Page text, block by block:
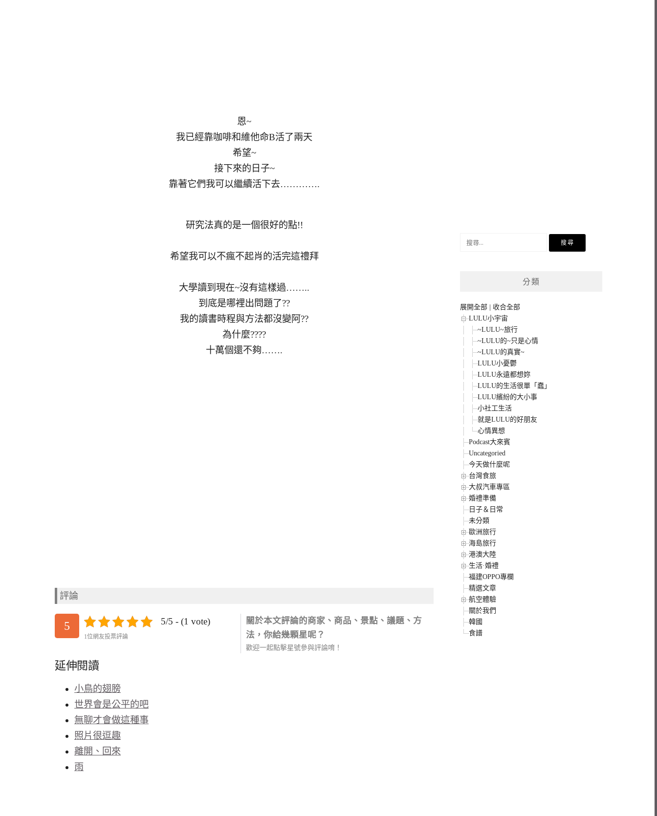
恩~
我已經靠咖啡和維他命B活了兩天
希望~
接下來的日子~
靠著它們我可以繼續活下去………….
研究法真的是一個很好的點!!
希望我可以不瘋不起肖的活完這禮拜
大學讀到現在~沒有這樣過……..
到底是哪裡出問題了??
我的讀書時程與方法都沒變阿??
為什麼????
十萬個還不夠…….
評論
5 5/5 - (1 vote)
1位網友投票評論
關於本文評論的商家、商品、景點、議題、方
法，你給幾顆星呢？
歡迎一起點擊星號參與評論唷！
延伸閱讀
小鳥的翅膀
世界會是公平的吧
無聊才會做這種事
照片很逗趣
離開、回來
雨
分類
展開全部
收合全部
LULU小宇宙
~LULU~旅行
~LULU的~只是心情
~LULU的真實~
LULU小憂鬱
LULU永遠都想妳
LULU的生活很單「蠢」
LULU繽紛的大小事
小社工生活
就是LULU的好朋友
心情異想
Podcast大來賓
Uncategoried
今天做什麼呢
台灣食旅
大叔汽車專區
婚禮準備
日子＆日常
未分類
歐洲旅行
海島旅行
港澳大陸
生活·婚禮
福建OPPO專欄
精選文章
航空體驗
關於我們
韓國
食譜